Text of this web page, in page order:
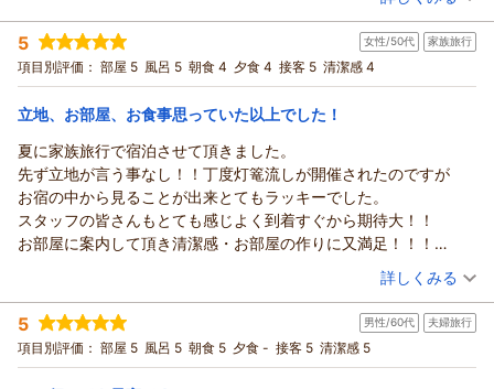
たくさんの温かいお言葉もありがとうございます。また高山へ
お越しの際は、ぜひゆっくりしにいらしてください。お待ちし
ております。
お客様係 黒淵
お食事のアレルギー対応につきましては、前回お教えいただい
ておりましたので、今回もスムーズにご用意することができま
した。安心してお食事を楽しんでいただけておりましたら嬉し
く思います。
これからも、気兼ねなくくつろいでいただける宿でいられるよ
年末を迎え、何かと慌ただしい時期かと思いますが、どうぞご
無理なさらずお過ごしください。
お客様係 田中
（返信日：2025/12/25）
投稿者： ひろこさん(女性/70代)
宿泊プラン： 【リラぎふ】飛騨牛鉄板焼き付の月替わり会席プラン♪
和室
朝・夕
朝/個室利用 夕/個室利用
宿泊価格帯： 26,001～27,000円(大人一人あたり/税込)
このたびは本陣平野屋別館をお選びいただきりがとうございま
す。
ご滞在中、高山の町歩きや周辺の景色もお楽しみいただけたご
様子をうかがい、嬉しく思っております。
や、ゆっくりと移ろう季節の空気を感じながら、ゆったりとし
た時間をお過ごしいただけておりましたら幸いです。時期ごと
に表情を変える飛騨高山の景色も、また違った魅力として楽し
んでいただけることと思います。
5 女性/50代 家族旅行
項目別評価： 部屋 5 風呂 5 朝食 4 夕食 4 接客 5 清潔感 4
立地、お部屋、お食事思っていた以上でした！
夏に家族旅行で宿泊させて頂きました。
先ず立地が言う事なし！！丁度灯篭流しが開催されたのですが
お宿の中から見ることが出来とてもラッキーでした。
スタッフの皆さんもとても感じよく到着すぐから期待大！！
お部屋に案内して頂き清潔感・お部屋の作りに又満足！！！
大浴場は（女性専用の浴場はすぐ隣の建物に）小さめでしたが作
又ぜひ利用したいと思います。
（投稿日：2025/10/18）
宿泊時期： 2025年08月宿泊 (家族旅行)
投稿者： あねごさん
宿泊プラン： 【じゃらんのお得な10日間】10%OFF！飛騨牛鉄板焼き付の月
替わり会席プランがお得♪
ツイン 朝・夕 朝/個室利用 夕/個室利用
詳しくみる
5 男性/60代 夫婦旅行
項目別評価： 部屋 5 風呂 5 朝食 5 夕食 - 接客 5 清潔感 5